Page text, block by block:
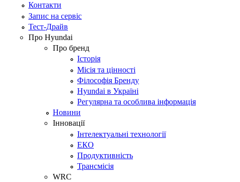
Контакти
Запис на сервіс
Тест-Драйв
Про Hyundai
Про бренд
Історія
Місія та цінності
Філософія Бренду
Hyundai в Україні
Регулярна та особлива інформація
Новини
Інновації
Інтелектуальні технології
ЕКО
Продуктивність
Трансмісія
WRC